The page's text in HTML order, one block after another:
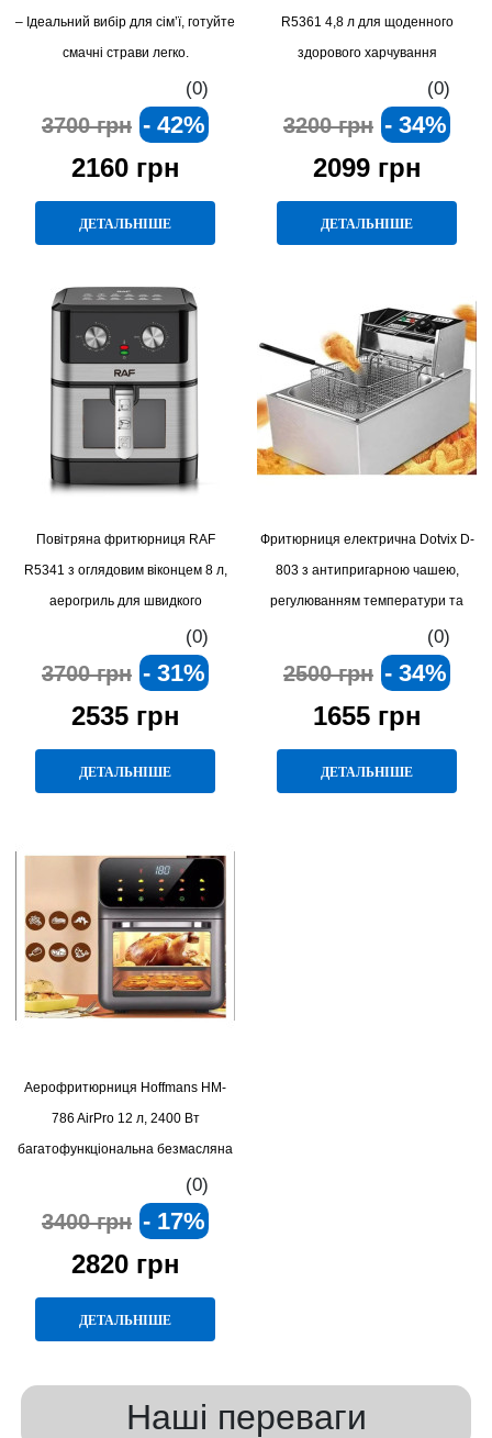
– Ідеальний вибір для сім’ї, готуйте
смачні страви легко.
(0)
3700 грн - 42%
2160 грн
ДЕТАЛЬНІШЕ
R5361 4,8 л для щоденного
здорового харчування
(0)
3200 грн - 34%
2099 грн
ДЕТАЛЬНІШЕ
Повітряна фритюрниця RAF
R5341 з оглядовим віконцем 8 л,
аерогриль для швидкого
(0)
3700 грн - 31%
2535 грн
ДЕТАЛЬНІШЕ
Фритюрниця електрична Dotvix D-
803 з антипригарною чашею,
регулюванням температури та
(0)
2500 грн - 34%
1655 грн
ДЕТАЛЬНІШЕ
Аерофритюрниця Hoffmans HM-
786 AirPro 12 л, 2400 Вт
багатофункціональна безмасляна
мультипіч із LED-дисплеєм та
режимом гриля
(0)
3400 грн - 17%
2820 грн
ДЕТАЛЬНІШЕ
Наші переваги